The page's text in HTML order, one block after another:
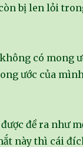
bị len lỏi
có mong
ước của
đề ra như
này thì cái